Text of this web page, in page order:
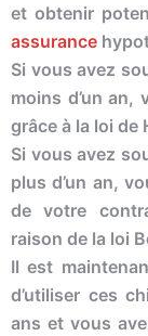
et obtenir
assurance
Si vous avez
moins d’un an,
grâce à la loi de
Si vous avez
plus d’un an,
de votre
raison de la loi
Il est
d’utiliser ces
ans et vous